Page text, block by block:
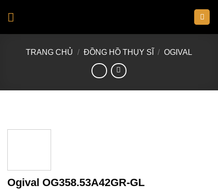
TRANG CHỦ / ĐỒNG HỒ THỤY SĨ / OGIVAL
Ogival OG358.53A42GR-GL